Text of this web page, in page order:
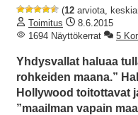
(12 arviota,
Toimitus
8.6.2015
1694 Näyttökerrat
5
Yhdysvallat haluaa
rohkeiden maana.”
Hollywood toitottavat
”maailman vapain